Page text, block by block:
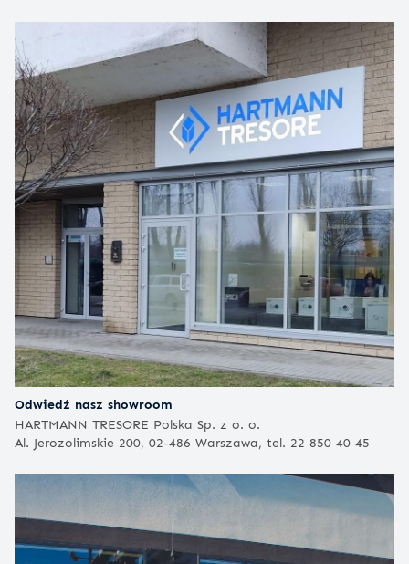
Odwiedź nasz showroom
HARTMANN TRESORE Polska Sp. z o. o.
Al. Jerozolimskie 200, 02-486 Warszawa, tel. 22 850 40 45